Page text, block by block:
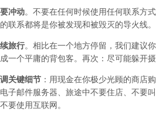
冲动。不要在任何时候使用任何联系方
联系都将是你被发现和被毁灭的导火线。
旅行。相比在一个地方停留，我们建议
一个平庸的背包客。再次：尽可能躲开摄
关键细节 ：用现金在你极少光顾的商店
子邮件服务器、旅途中不要住店、不要
要使用互联网。